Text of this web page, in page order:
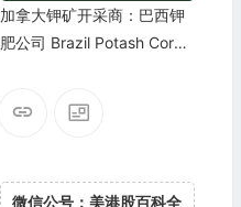
加拿大钾矿开采商：巴西钾
肥公司 Brazil Potash Corp.
微信公号：美港股百科全